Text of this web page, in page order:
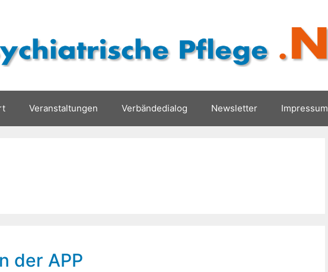
Veranstaltungen Verbändedialog Newsletter Impressum
der APP